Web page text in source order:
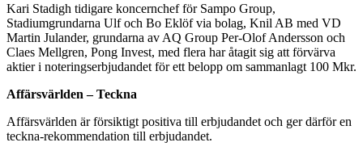
Kari Stadigh tidigare koncernchef för Sampo Group,
Stadiumgrundarna Ulf och Bo Eklöf via bolag, Knil AB med VD
Martin Julander, grundarna av AQ Group Per-Olof Andersson och
Claes Mellgren, Pong Invest, med flera har åtagit sig att förvärva
aktier i noteringserbjudandet för ett belopp om sammanlagt 100 Mkr.
Affärsvärlden – Teckna
Affärsvärlden är försiktigt positiva till erbjudandet och ger därför en
teckna-rekommendation till erbjudandet.